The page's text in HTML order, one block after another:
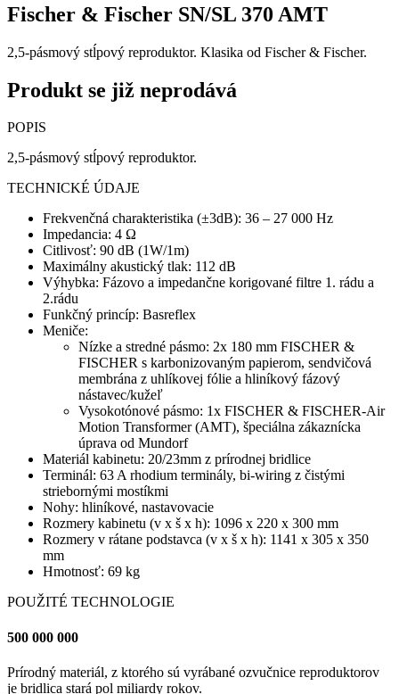
Fischer & Fischer SN/SL 370 AMT
2,5-pásmový stĺpový reproduktor. Klasika od Fischer & Fischer.
Produkt se již neprodává
POPIS
2,5-pásmový stĺpový reproduktor.
TECHNICKÉ ÚDAJE
Frekvenčná charakteristika (±3dB): 36 – 27 000 Hz
Impedancia: 4 Ω
Citlivosť: 90 dB (1W/1m)
Maximálny akustický tlak: 112 dB
Výhybka: Fázovo a impedančne korigované filtre 1. rádu a
2.rádu
Funkčný princíp: Basreflex
Meniče:
Nízke a stredné pásmo: 2x 180 mm FISCHER &
FISCHER s karbonizovaným papierom, sendvičová
membrána z uhlíkovej fólie a hliníkový fázový
nástavec/kužeľ
Vysokotónové pásmo: 1x FISCHER & FISCHER-Air
Motion Transformer (AMT), špeciálna zákaznícka
úprava od Mundorf
Materiál kabinetu: 20/23mm z prírodnej bridlice
Terminál: 63 A rhodium terminály, bi-wiring z čistými
striebornými mostíkmi
Nohy: hliníkové, nastavovacie
Rozmery kabinetu (v x š x h): 1096 x 220 x 300 mm
Rozmery v rátane podstavca (v x š x h): 1141 x 305 x 350
mm
Hmotnosť: 69 kg
POUŽITÉ TECHNOLOGIE
500 000 000
Prírodný materiál, z ktorého sú vyrábané ozvučnice reproduktorov
je bridlica stará pol miliardy rokov.